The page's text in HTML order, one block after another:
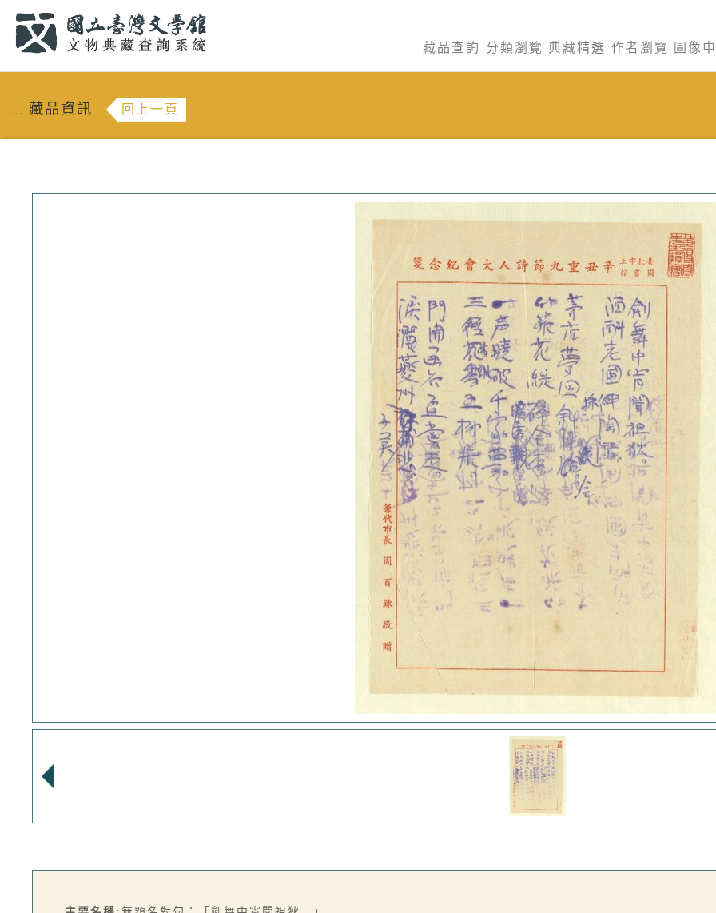
藏品查詢 分類瀏覽 典藏精選 作者瀏覽 圖像
::: 藏品資訊 回上一頁